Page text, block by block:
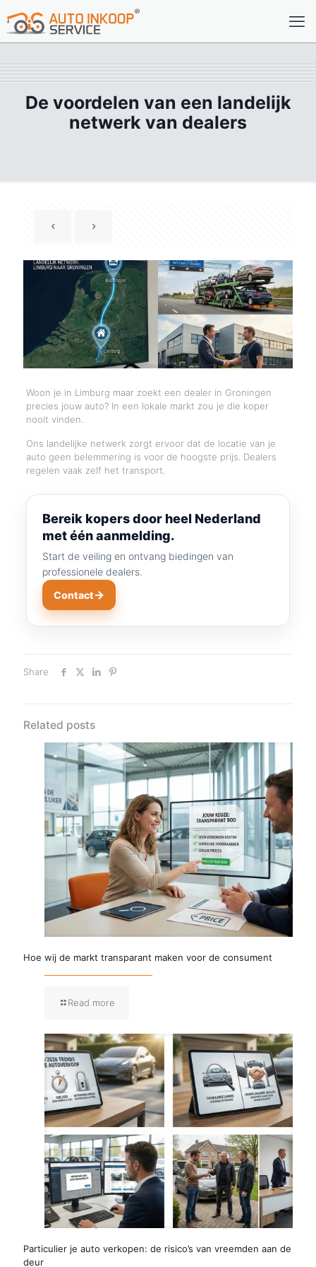
De voordelen van een landelijk
netwerk van dealers
Woon je in Limburg maar zoekt een dealer in Groningen
precies jouw auto? In een lokale markt zou je die koper
nooit vinden.
Ons landelijke netwerk zorgt ervoor dat de locatie van je
auto geen belemmering is voor de hoogste prijs. Dealers
regelen vaak zelf het transport.
Bereik kopers door heel Nederland
met één aanmelding.
Start de veiling en ontvang biedingen van
professionele dealers.
Contact→
Share
Related posts
Hoe wij de markt transparant maken voor de consument
Read more
Particulier je auto verkopen: de risico’s van vreemden aan de
deur